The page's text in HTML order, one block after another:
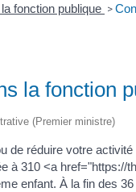
fonction publique >
la fonction
(Premier ministre)
réduire votre
à 310 <a
enfant. À la fin des